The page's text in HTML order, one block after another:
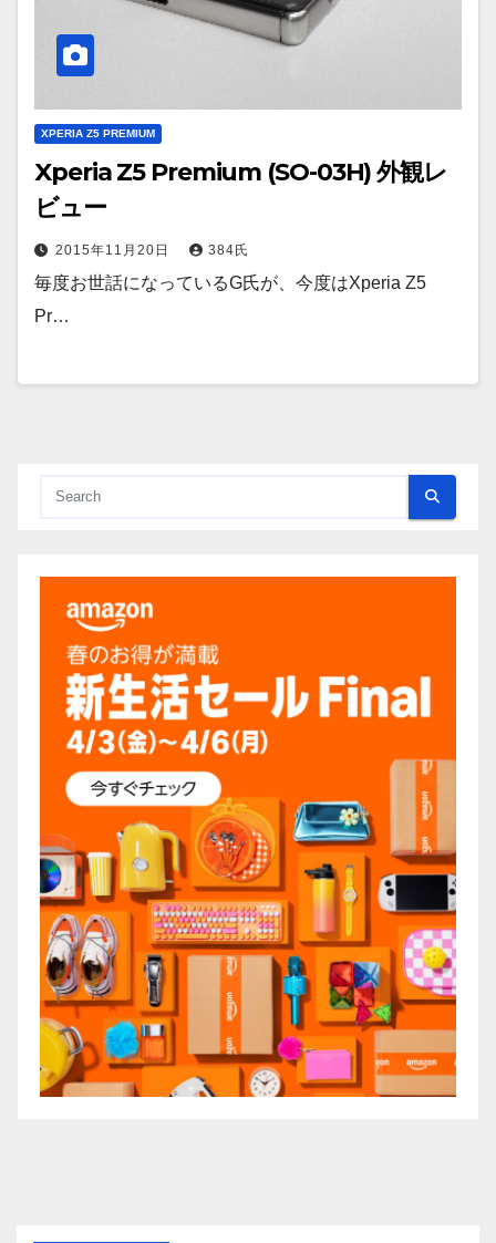
XPERIA Z5 PREMIUM
Xperia Z5 Premium (SO-03H) 外観レ
ビュー
2015年11月20日 384氏
毎度お世話になっているG氏が、今度はXperia Z5
Pr…